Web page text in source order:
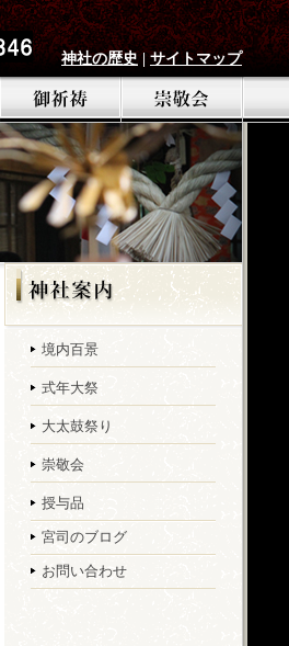
神社の歴史|サイトマップ
境内百景
式年大祭
大太鼓祭り
崇敬会
授与品
宮司のブログ
お問い合わせ